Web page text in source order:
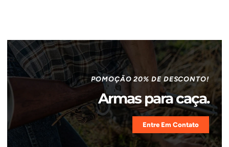
POMOÇÃO 20% DE DESCONTO!
Armas para caça.
Entre Em Contato